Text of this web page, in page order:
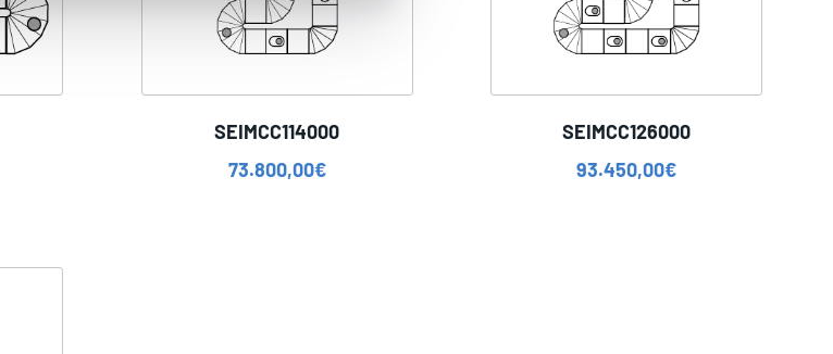
SEIMCC114000
73.800,00€
SEIMCC126000
93.450,00€